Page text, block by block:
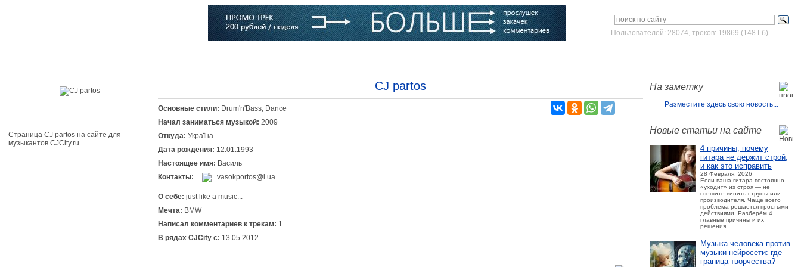
Пользователей: 28074, треков: 19869 (148 Гб).
На заметку
Разместите здесь свою новость...
Новые статьи на сайте
4 причины, почему
гитара не держит строй,
и как это исправить
28 Февраля, 2026
Если ваша гитара постоянно
«уходит» из строя — не
спешите винить струны или
производителя. Чаще всего
проблема решается простыми
действиями. Разберём 4
главные причины и их
решения....
Музыка человека против
музыки нейросети: где
граница творчества?
Страница CJ partos на сайте для
музыкантов CJCity.ru.
CJ partos
Основные стили: Drum'n'Bass, Dance
Начал заниматься музыкой: 2009
Откуда: Україна
Дата рождения: 12.01.1993
Настоящее имя: Василь
Контакты:
vasokportos@i.ua
О себе: just like a music...
Мечта: BMW
Написал комментариев к трекам: 1
В рядах CJCity с: 13.05.2012